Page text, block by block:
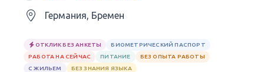
Германия, Бремен
ОТКЛИК БЕЗ АНКЕТЫ
БИОМЕТРИЧЕСКИЙ ПАСПОРТ
РАБОТА НА СЕЙЧАС
ПИТАНИЕ
БЕЗ ОПЫТА РАБОТЫ
С ЖИЛЬЕМ
БЕЗ ЗНАНИЯ ЯЗЫКА